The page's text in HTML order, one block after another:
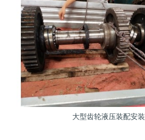
大型齿轮液压装配安装